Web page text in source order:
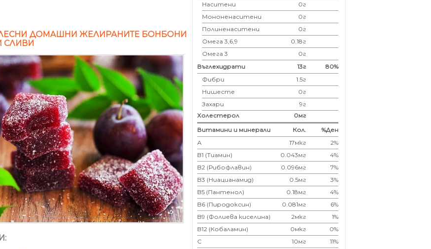
ДОМАШНИ ЖЕЛИРАНИТЕ БОНБОНИ
СЛИВИ
Наситени
0г
Мононенаситени
0г
Полиненаситени
0г
Омега 3,6,9
0.18г
Омега 3
0г
Въглехидрати
13г
80%
Фибри
1.5г
Нишесте
0г
Захари
9г
Холестерол
0мг
Витамини и минерали
Кол.
%Ден
А
17мкг
2%
B1 (Тиамин)
0.043мг
4%
B2 (Рибофлавин)
0.096мг
7%
B3 (Ниацианамид)
0.5мг
3%
B5 (Пантенол)
0.18мг
4%
B6 (Пиродоксин)
0.081мг
6%
B9 (Фолиева киселина)
2мкг
1%
B12 (Кобаламин)
0мкг
0%
C
10мг
11%